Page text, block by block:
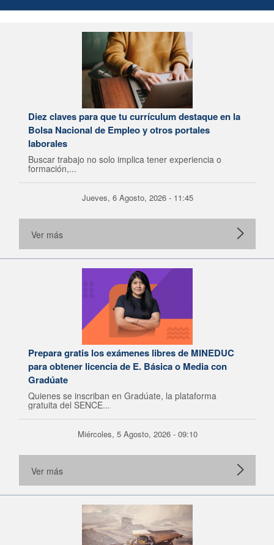
Diez claves para que tu currículum destaque en la
Bolsa Nacional de Empleo y otros portales
laborales
Buscar trabajo no solo implica tener experiencia o
formación,...
Jueves, 6 Agosto, 2026 - 11:45
Ver más
Prepara gratis los exámenes libres de MINEDUC
para obtener licencia de E. Básica o Media con
Gradúate
Quienes se inscriban en Gradúate, la plataforma
gratuita del SENCE...
Miércoles, 5 Agosto, 2026 - 09:10
Ver más